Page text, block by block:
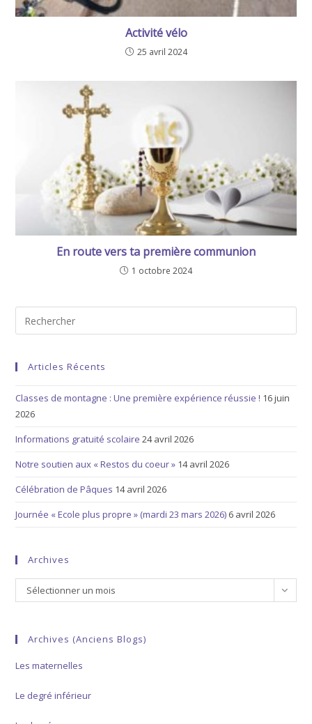
Activité vélo
25 avril 2024
En route vers ta première communion
1 octobre 2024
Articles Récents
Classes de montagne : Une première expérience réussie ! 16 juin
2026
Informations gratuité scolaire 24 avril 2026
Notre soutien aux « Restos du coeur » 14 avril 2026
Célébration de Pâques 14 avril 2026
Journée « Ecole plus propre » (mardi 23 mars 2026) 6 avril 2026
Archives
Sélectionner un mois
Archives (anciens Blogs)
Les maternelles
Le degré inférieur